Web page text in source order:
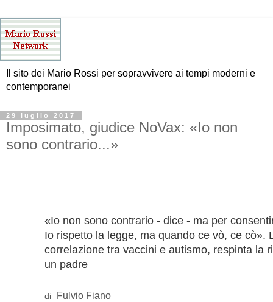
Il sito dei Mario Rossi per sopravvivere ai tempi moderni e
contemporanei
29 luglio 2017
Imposimato, giudice NoVax: «Io non
sono contrario...»
«Io non sono contrario - dice - ma per
Io rispetto la legge, ma quando ce vò, ce cò».
correlazione tra vaccini e autismo, respinta la
un padre
di Fulvio Fiano